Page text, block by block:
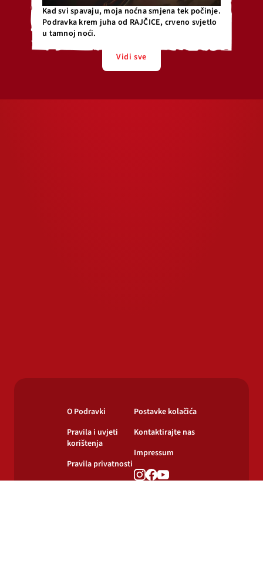
Kad svi spavaju, moja noćna smjena tek počinje.
Podravka krem juha od RAJČICE, crveno svjetlo
u tamnoj noći.
Vidi sve
O Podravki
Pravila i uvjeti
korištenja
Pravila privatnosti
Postavke kolačića
Kontaktirajte nas
Impressum